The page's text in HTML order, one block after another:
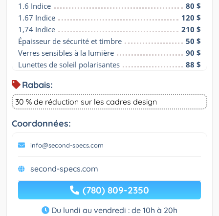
1.6 Indice
80 $
1.67 Indice
120 $
1,74 Indice
210 $
Épaisseur de sécurité et timbre
50 $
Verres sensibles à la lumière
90 $
Lunettes de soleil polarisantes
88 $
Rabais:
30 % de réduction sur les cadres design
Coordonnées:
info@second-specs.com
second-specs.com
(780) 809-2350
Du lundi au vendredi : de 10h à 20h